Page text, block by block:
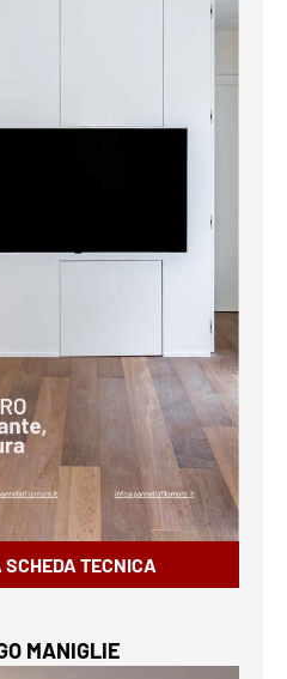
TECNICA
MANIGLIE